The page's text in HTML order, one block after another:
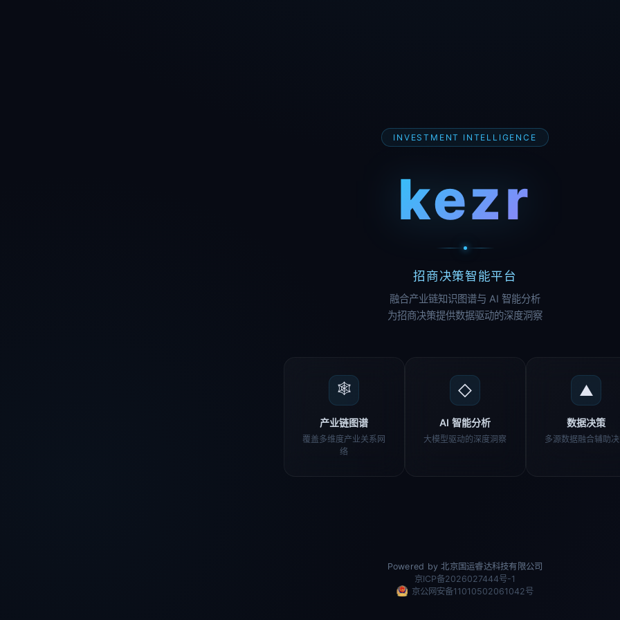
INVESTMENT INTELLIGENCE
kezr
招商决策智能平台
融合产业链知识图谱与 AI 智能分析
为招商决策提供数据驱动的深度洞察
🕸
产业链图谱
覆盖多维度产业关系网
络
◇
AI 智能分析
大模型驱动的深度洞察
▲
数据决策
多源数据融合辅助
Powered by 北京国运睿达科技有限公司
京ICP备2026027444号-1
京公网安备11010502061042号